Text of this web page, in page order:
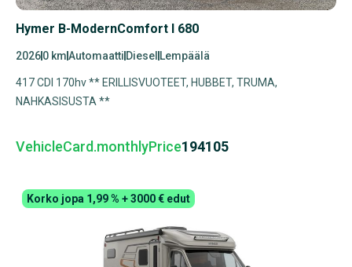
Hymer B-ModernComfort I 680
20260 kmAutomaatti Diesel Lempäälä
417 CDI 170hv ** ERILLISVUOTEET, HUBBET, TRUMA,
NAHKASISUSTA **
VehicleCard.monthlyPrice194105
Korko jopa 1,99 % + 3000 € edut